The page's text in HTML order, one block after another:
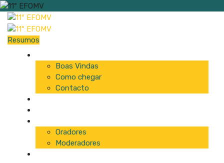
Resumos
Boas Vindas
Como chegar
Contacto
Oradores
Moderadores